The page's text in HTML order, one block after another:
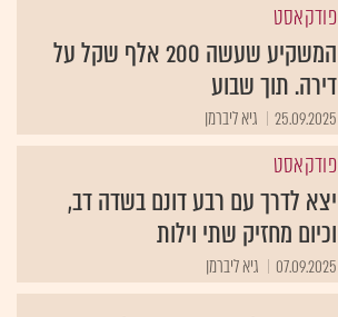
פודקאסט
המשקיע שעשה 200 אלף שקל על
דירה. תוך שבוע
25.09.2025 גיא ליברמן
פודקאסט
יצא לדרך עם רבע דונם בשדה דב,
וכיום מחזיק שתי וילות
07.09.2025 גיא ליברמן